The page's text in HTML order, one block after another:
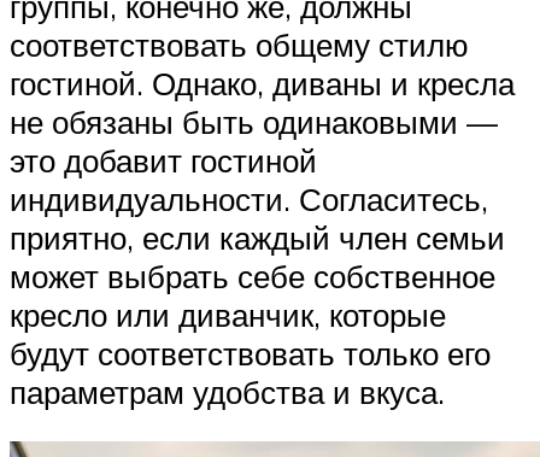
соответствовать общему стилю
гостиной. Однако, диваны и кресла
не обязаны быть одинаковыми —
это добавит гостиной
индивидуальности. Согласитесь,
приятно, если каждый член семьи
может выбрать себе собственное
кресло или диванчик, которые
будут соответствовать только его
параметрам удобства и вкуса.